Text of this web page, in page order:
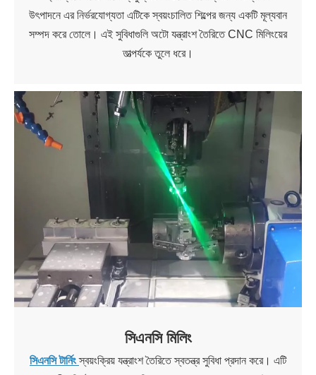
উৎপাদনে এর নির্ভরযোগ্যতা এটিকে স্বয়ংচালিত শিল্পের জন্য একটি মূল্যবান
সম্পদ করে তোলে। এই সুবিধাগুলি অটো যন্ত্রাংশ তৈরিতে CNC মিলিংয়ের
তাত্পর্যকে তুলে ধরে।
সিএনসি মিলিং
সিএনসি টার্নিংস্বয়ংক্রিয় যন্ত্রাংশ তৈরিতে স্বতন্ত্র সুবিধা প্রদান করে। এটি